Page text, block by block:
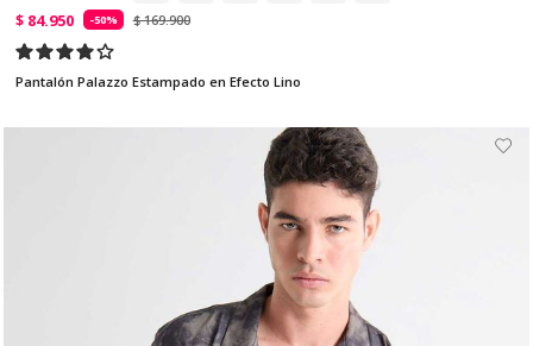
$ 84.950 -50% $ 169.900
Pantalón Palazzo Estampado en Efecto Lino